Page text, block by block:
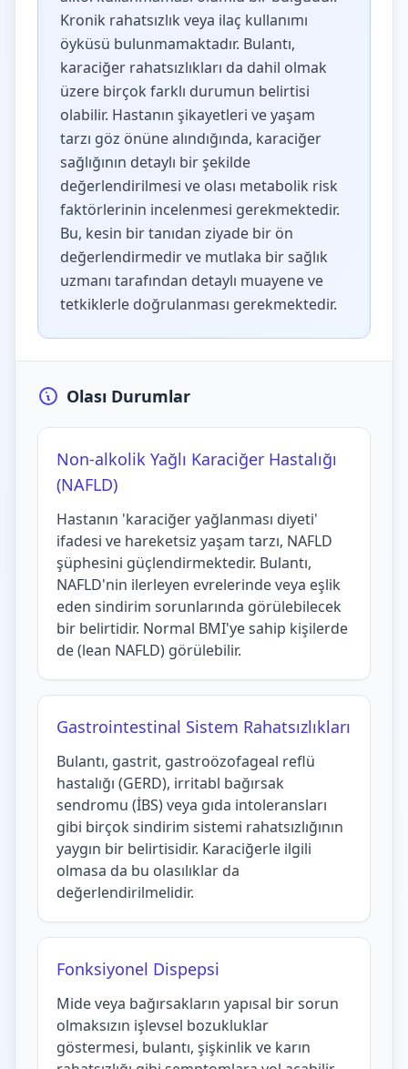
Kronik rahatsızlık veya ilaç kullanımı
öyküsü bulunmamaktadır. Bulantı,
karaciğer rahatsızlıkları da dahil olmak
üzere birçok farklı durumun belirtisi
olabilir. Hastanın şikayetleri ve yaşam
tarzı göz önüne alındığında, karaciğer
sağlığının detaylı bir şekilde
değerlendirilmesi ve olası metabolik risk
faktörlerinin incelenmesi gerekmektedir.
Bu, kesin bir tanıdan ziyade bir ön
değerlendirmedir ve mutlaka bir sağlık
uzmanı tarafından detaylı muayene ve
tetkiklerle doğrulanması gerekmektedir.
Olası Durumlar
Non-alkolik Yağlı Karaciğer Hastalığı
(NAFLD)
Hastanın 'karaciğer yağlanması diyeti'
ifadesi ve hareketsiz yaşam tarzı, NAFLD
şüphesini güçlendirmektedir. Bulantı,
NAFLD'nin ilerleyen evrelerinde veya eşlik
eden sindirim sorunlarında görülebilecek
bir belirtidir. Normal BMI'ye sahip kişilerde
de (lean NAFLD) görülebilir.
Gastrointestinal Sistem Rahatsızlıkları
Bulantı, gastrit, gastroözofageal reflü
hastalığı (GERD), irritabl bağırsak
sendromu (İBS) veya gıda intoleransları
gibi birçok sindirim sistemi rahatsızlığının
yaygın bir belirtisidir. Karaciğerle ilgili
olmasa da bu olasılıklar da
değerlendirilmelidir.
Fonksiyonel Dispepsi
Mide veya bağırsakların yapısal bir sorun
olmaksızın işlevsel bozukluklar
göstermesi, bulantı, şişkinlik ve karın